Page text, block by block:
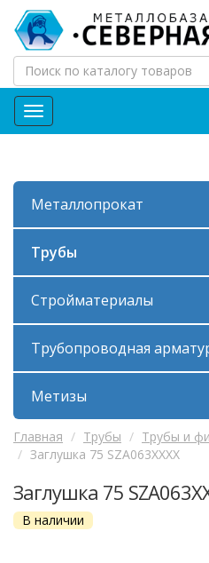
МЕНЮ
Металлопрокат
Трубы
Стройматериалы
Трубопроводная
Метизы
Главная Трубы
Трубы и
Заглушка 75 SZA063ХХХХ
Заглушка 75
В наличии